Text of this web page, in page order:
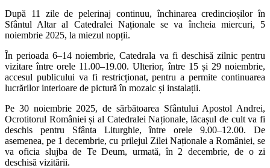
După 11 zile de pelerinaj continuu, închinarea credincioșilor în
Sfântul Altar al Catedralei Naționale se va încheia miercuri, 5
noiembrie 2025, la miezul nopții.
În perioada 6–14 noiembrie, Catedrala va fi deschisă zilnic pentru
vizitare între orele 11.00–19.00. Ulterior, între 15 și 29 noiembrie,
accesul publicului va fi restricționat, pentru a permite continuarea
lucrărilor interioare de pictură în mozaic și instalații.
Pe 30 noiembrie 2025, de sărbătoarea Sfântului Apostol Andrei,
Ocrotitorul României și al Catedralei Naționale, lăcașul de cult va fi
deschis pentru Sfânta Liturghie, între orele 9.00–12.00. De
asemenea, pe 1 decembrie, cu prilejul Zilei Naționale a României, se
va oficia slujba de Te Deum, urmată, în 2 decembrie, de o zi
deschisă vizitării.